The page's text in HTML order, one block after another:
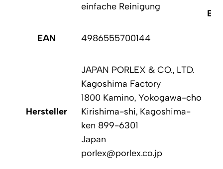
einfache Reinigung
EAN 4986555700144
Hersteller
JAPAN PORLEX & CO., LTD.
Kagoshima Factory
1800 Kamino, Yokogawa-cho
Kirishima-shi, Kagoshima-
ken 899-6301
Japan
porlex@porlex.co.jp